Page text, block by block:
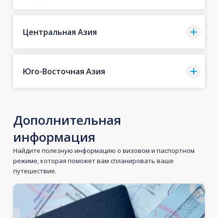
Центральная Азия
Юго-Восточная Азия
Дополнительная
информация
Найдите полезную информацию о визовом и паспортном
режиме, которая поможет вам спланировать ваше
путешествие.